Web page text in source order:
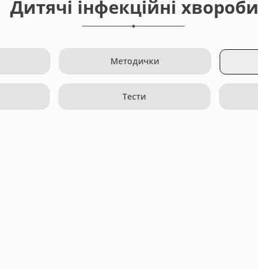
Дитячі інфекційні хвороби
Методички
Тести